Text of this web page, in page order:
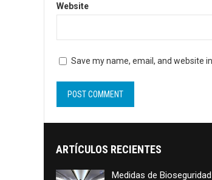
Website
Save my name, email, and website
ARTÍCULOS RECIENTES
Medidas de